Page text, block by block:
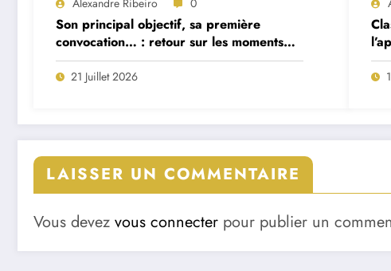
Alexandre Ribeiro 0
Son principal objectif, sa première
convocation… : retour sur les moments
forts de la première interview du
sélectionneur portugais Jorge Jesus
21 Juillet 2026
LAISSER UN COMMENTAIRE
Vous devez vous connecter pour publier un